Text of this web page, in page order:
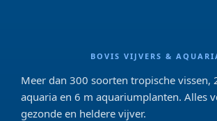
BOVIS VIJVERS &
Meer dan 300 soorten tropische vissen,
aquaria en 6 m aquariumplanten. Alles
gezonde en heldere vijver.